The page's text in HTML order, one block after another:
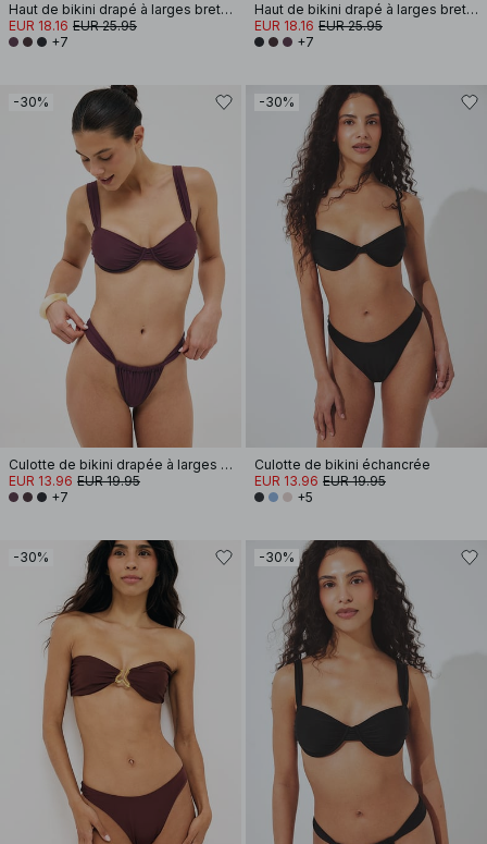
Haut de bikini drapé à larges bretelles
EUR 18.16 EUR 25.95
+7
Haut de bikini drapé à larges bretelles
EUR 18.16 EUR 25.95
+7
-30%
Culotte de bikini drapée à larges bretelles
EUR 13.96 EUR 19.95
+7
-30%
Culotte de bikini échancrée
EUR 13.96 EUR 19.95
+5
-30% -30%